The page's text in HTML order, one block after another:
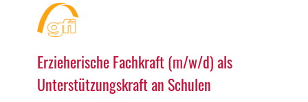
Erzieherische Fachkraft (m/w/d) als
Unterstützungskraft an Schulen